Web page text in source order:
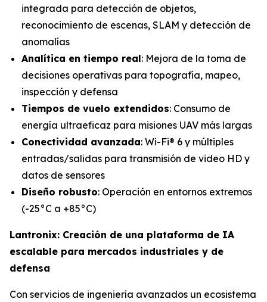
integrada para detección de objetos,
reconocimiento de escenas, SLAM y detección de
anomalías
Analítica en tiempo real: Mejora de la toma de
decisiones operativas para topografía, mapeo,
inspección y defensa
Tiempos de vuelo extendidos: Consumo de
energía ultraeficaz para misiones UAV más largas
Conectividad avanzada: Wi-Fi® 6 y múltiples
entradas/salidas para transmisión de video HD y
datos de sensores
Diseño robusto: Operación en entornos extremos
(-25°C a +85°C)
Lantronix: Creación de una plataforma de IA
escalable para mercados industriales y de
defensa
Con servicios de ingeniería avanzados un ecosistema